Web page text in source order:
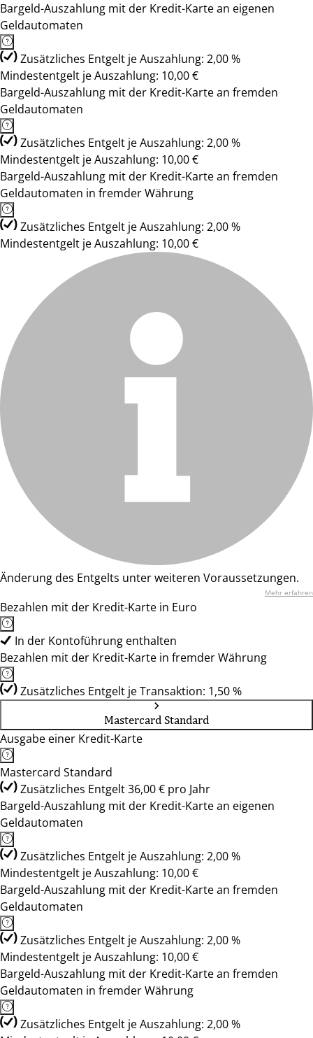
Bargeld-Auszahlung mit der Kredit-Karte an eigenen
Geldautomaten
Zusätzliches Entgelt je Auszahlung: 2,00 %
Mindestentgelt je Auszahlung: 10,00 €
Bargeld-Auszahlung mit der Kredit-Karte an fremden
Geldautomaten
Zusätzliches Entgelt je Auszahlung: 2,00 %
Mindestentgelt je Auszahlung: 10,00 €
Bargeld-Auszahlung mit der Kredit-Karte an fremden
Geldautomaten in fremder Währung
Zusätzliches Entgelt je Auszahlung: 2,00 %
Mindestentgelt je Auszahlung: 10,00 €
Änderung des Entgelts unter weiteren Voraussetzungen.
Mehr erfahren
Bezahlen mit der Kredit-Karte in Euro
In der Kontoführung enthalten
Bezahlen mit der Kredit-Karte in fremder Währung
Zusätzliches Entgelt je Transaktion: 1,50 %
Mastercard Standard
Ausgabe einer Kredit-Karte
Mastercard Standard
Zusätzliches Entgelt 36,00 € pro Jahr
Bargeld-Auszahlung mit der Kredit-Karte an eigenen
Geldautomaten
Zusätzliches Entgelt je Auszahlung: 2,00 %
Mindestentgelt je Auszahlung: 10,00 €
Bargeld-Auszahlung mit der Kredit-Karte an fremden
Geldautomaten
Zusätzliches Entgelt je Auszahlung: 2,00 %
Mindestentgelt je Auszahlung: 10,00 €
Bargeld-Auszahlung mit der Kredit-Karte an fremden
Geldautomaten in fremder Währung
Zusätzliches Entgelt je Auszahlung: 2,00 %